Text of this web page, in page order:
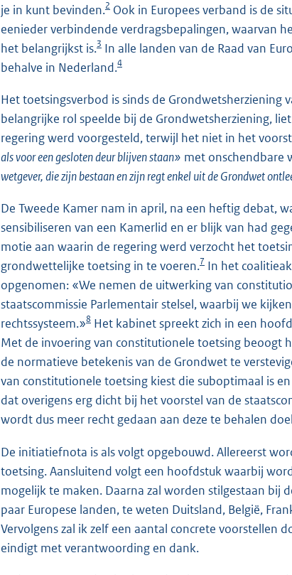
je in kunt bevinden.2 Ook in Europees verband is de
eenieder verbindende verdragsbepalingen, waarvan
het belangrijkst is.3 In alle landen van de Raad van
behalve in Nederland.4
Het toetsingsverbod is sinds de Grondwetsherziening
belangrijke rol speelde bij de Grondwetsherziening,
regering werd voorgesteld, terwijl het niet in het
als voor een gesloten deur blijven staan» met onschendbare
wetgever, die zijn bestaan en zijn regt enkel uit de Grondwet
De Tweede Kamer nam in april, na een heftig debat,
sensibiliseren van een Kamerlid en er blijk van had
motie aan waarin de regering werd verzocht het
grondwettelijke toetsing in te voeren.7 In het
opgenomen: «We nemen de uitwerking van
staatscommissie Parlementair stelsel, waarbij we
rechtssysteem.»8 Het kabinet spreekt zich in een
Met de invoering van constitutionele toetsing beoogt
de normatieve betekenis van de Grondwet te
van constitutionele toetsing kiest die suboptimaal is
dat overigens erg dicht bij het voorstel van de
wordt dus meer recht gedaan aan deze te behalen
De initiatiefnota is als volgt opgebouwd. Allereerst
toetsing. Aansluitend volgt een hoofdstuk waarbij
mogelijk te maken. Daarna zal worden stilgestaan bij
paar Europese landen, te weten Duitsland, België,
Vervolgens zal ik zelf een aantal concrete voorstellen
eindigt met verantwoording en dank.